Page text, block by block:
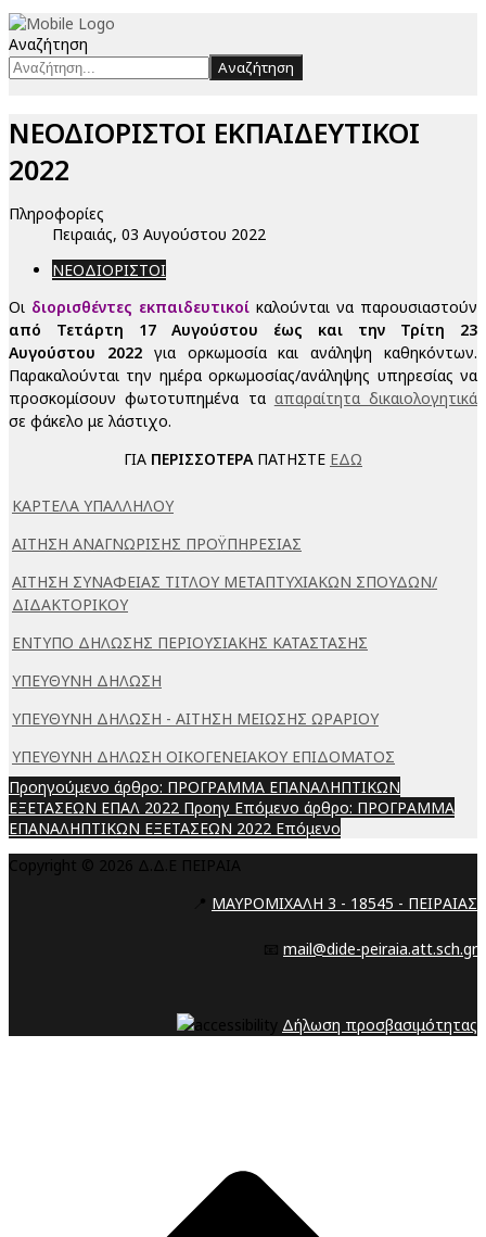
Αναζήτηση
Αναζήτηση
ΝΕΟΔΙΟΡΙΣΤΟΙ ΕΚΠΑΙΔΕΥΤΙΚΟΙ
2022
Πληροφορίες
Πειραιάς, 03 Αυγούστου 2022
ΝΕΟΔΙΟΡΙΣΤΟΙ
Οι διορισθέντες εκπαιδευτικοί καλούνται να παρουσιαστούν
από Τετάρτη 17 Αυγούστου έως και την Τρίτη 23
Αυγούστου 2022 για ορκωμοσία και ανάληψη καθηκόντων.
Παρακαλούνται την ημέρα ορκωμοσίας/ανάληψης υπηρεσίας να
προσκομίσουν φωτοτυπημένα τα απαραίτητα δικαιολογητικά
σε φάκελο με λάστιχο.
ΓΙΑ ΠΕΡΙΣΣΟΤΕΡΑΠΑΤΗΣΤΕ ΕΔΩ
ΚΑΡΤΕΛΑ ΥΠΑΛΛΗΛΟΥ
ΑΙΤΗΣΗ ΑΝΑΓΝΩΡΙΣΗΣ ΠΡΟΫΠΗΡΕΣΙΑΣ
ΑΙΤΗΣΗ ΣΥΝΑΦΕΙΑΣ ΤΙΤΛΟΥ ΜΕΤΑΠΤΥΧΙΑΚΩΝ ΣΠΟΥΔΩΝ/
ΔΙΔΑΚΤΟΡΙΚΟΥ
ΕΝΤΥΠΟ ΔΗΛΩΣΗΣ ΠΕΡΙΟΥΣΙΑΚΗΣ ΚΑΤΑΣΤΑΣΗΣ
ΥΠΕΥΘΥΝΗ ΔΗΛΩΣΗ
ΥΠΕΥΘΥΝΗ ΔΗΛΩΣΗ - ΑΙΤΗΣΗ ΜΕΙΩΣΗΣ ΩΡΑΡΙΟΥ
ΥΠΕΥΘΥΝΗ ΔΗΛΩΣΗ ΟΙΚΟΓΕΝΕΙΑΚΟΥ ΕΠΙΔΟΜΑΤΟΣ
Προηγούμενο άρθρο: ΠΡΟΓΡΑΜΜΑ ΕΠΑΝΑΛΗΠΤΙΚΩΝ
ΕΞΕΤΑΣΕΩΝ ΕΠΑΛ 2022 Προηγ Επόμενο άρθρο: ΠΡΟΓΡΑΜΜΑ
ΕΠΑΝΑΛΗΠΤΙΚΩΝ ΕΞΕΤΑΣΕΩΝ 2022 Επόμενο
Copyright © 2026 Δ.Δ.Ε ΠΕΙΡΑΙΑ
📍 ΜΑΥΡΟΜΙΧΑΛΗ 3 - 18545 - ΠΕΙΡΑΙΑΣ
📧 mail@dide-peiraia.att.sch.gr
Δήλωση προσβασιμότητας